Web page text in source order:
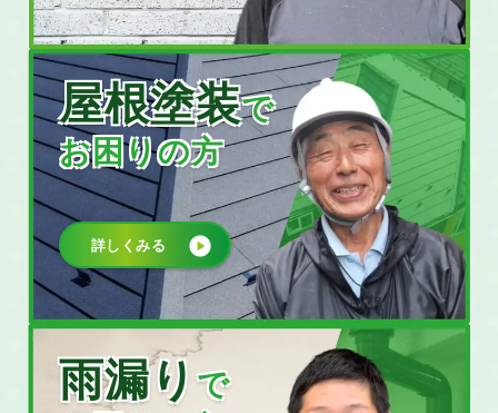
屋根塗装で
お困りの方
詳しくみる
雨漏りで